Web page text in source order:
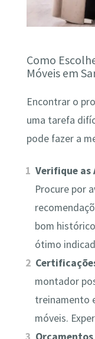
Como
Móveis em
Encontrar o
uma tarefa
pode fazer a
Verifique as
Procure por
bom
ótimo
montador
treinamento
móveis.